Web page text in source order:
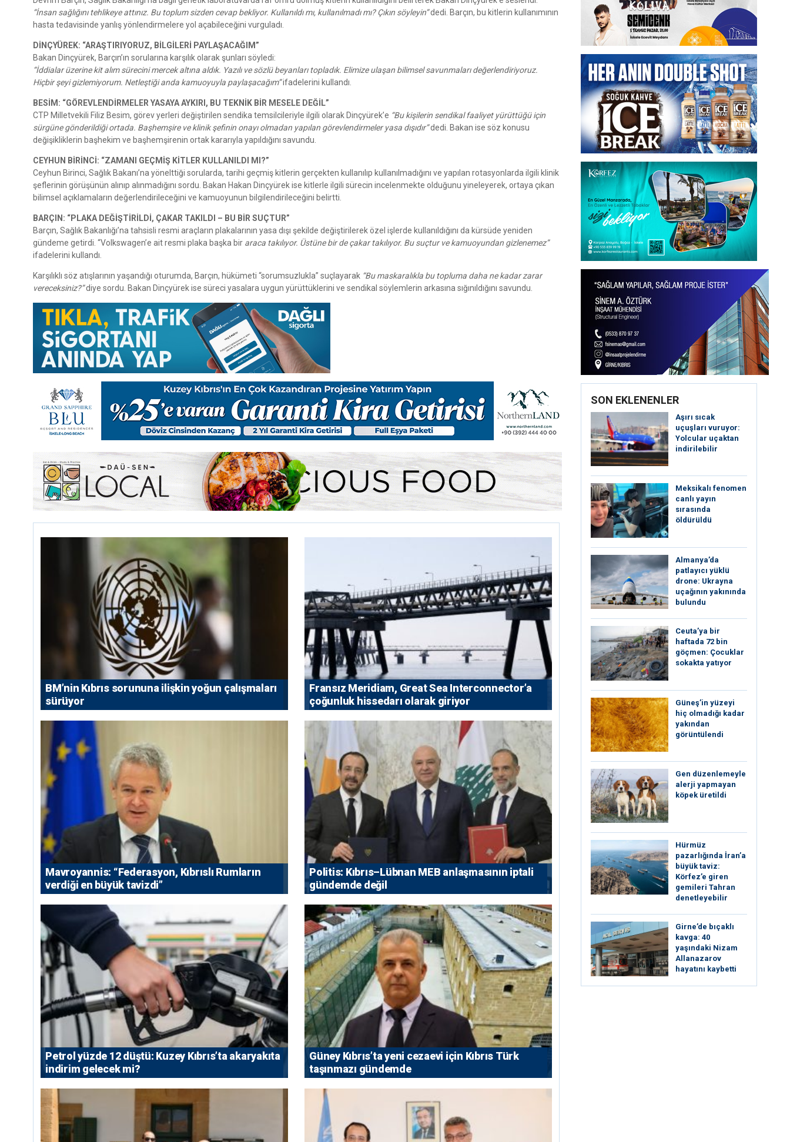
“İnsan sağlığını tehlikeye attınız. Bu toplum sizden cevap bekliyor. Kullanıldı mı, kullanılmadı mı? Çıkın söyleyin”dedi. Barçın, bu kitlerin kullanımının
hasta tedavisinde yanlış yönlendirmelere yol açabileceğini vurguladı.
DİNÇYÜREK: “ARAŞTIRIYORUZ, BİLGİLERİ PAYLAŞACAĞIM”
Bakan Dinçyürek, Barçın’ın sorularına karşılık olarak şunları söyledi:
“İddialar üzerine kit alım sürecini mercek altına aldık. Yazılı ve sözlü beyanları topladık. Elimize ulaşan bilimsel savunmaları değerlendiriyoruz.
Hiçbir şeyi gizlemiyorum. Netleştiği anda kamuoyuyla paylaşacağım”ifadelerini kullandı.
BESİM: “GÖREVLENDİRMELER YASAYA AYKIRI, BU TEKNİK BİR MESELE DEĞİL”
CTP Milletvekili Filiz Besim, görev yerleri değiştirilen sendika temsilcileriyle ilgili olarak Dinçyürek’e “Bu kişilerin sendikal faaliyet yürüttüğü için
sürgüne gönderildiği ortada. Başhemşire ve klinik şefinin onayı olmadan yapılan görevlendirmeler yasa dışıdır”dedi. Bakan ise söz konusu
değişikliklerin başhekim ve başhemşirenin ortak kararıyla yapıldığını savundu.
CEYHUN BİRİNCİ: “ZAMANI GEÇMİŞ KİTLER KULLANILDI MI?”
Ceyhun Birinci, Sağlık Bakanı’na yönelttiği sorularda, tarihi geçmiş kitlerin gerçekten kullanılıp kullanılmadığını ve yapılan rotasyonlarda ilgili klinik
şeflerinin görüşünün alınıp alınmadığını sordu. Bakan Hakan Dinçyürek ise kitlerle ilgili sürecin incelenmekte olduğunu yineleyerek, ortaya çıkan
bilimsel açıklamaların değerlendirileceğini ve kamuoyunun bilgilendirileceğini belirtti.
BARÇIN: “PLAKA DEĞİŞTİRİLDİ, ÇAKAR TAKILDI – BU BİR SUÇTUR”
Barçın, Sağlık Bakanlığı’na tahsisli resmi araçların plakalarının yasa dışı şekilde değiştirilerek özel işlerde kullanıldığını da kürsüde yeniden
gündeme getirdi. “Volkswagen’e ait resmi plaka başka bir araca takılıyor. Üstüne bir de çakar takılıyor. Bu suçtur ve kamuoyundan gizlenemez”
ifadelerini kullandı.
Karşılıklı söz atışlarının yaşandığı oturumda, Barçın, hükümeti “sorumsuzlukla” suçlayarak “Bu maskaralıkla bu topluma daha ne kadar zarar
vereceksiniz?”diye sordu. Bakan Dinçyürek ise süreci yasalara uygun yürüttüklerini ve sendikal söylemlerin arkasına sığınıldığını savundu.
BM’nin Kıbrıs sorununa ilişkin yoğun çalışmaları
sürüyor
Fransız Meridiam, Great Sea Interconnector’a
çoğunluk hissedarı olarak giriyor
Mavroyannis: “Federasyon, Kıbrıslı Rumların
verdiği en büyük tavizdi”
Politis: Kıbrıs–Lübnan MEB anlaşmasının iptali
gündemde değil
Petrol yüzde 12 düştü: Kuzey Kıbrıs’ta akaryakıta
indirim gelecek mi?
Güney Kıbrıs’ta yeni cezaevi için Kıbrıs Türk
taşınmazı gündemde
SON EKLENENLER
Aşırı sıcak
uçuşları vuruyor:
Yolcular uçaktan
indirilebilir
Meksikalı fenomen
canlı yayın
sırasında
öldürüldü
Almanya’da
patlayıcı yüklü
drone: Ukrayna
uçağının yakınında
bulundu
Ceuta’ya bir
haftada 72 bin
göçmen: Çocuklar
sokakta yatıyor
Güneş’in yüzeyi
hiç olmadığı kadar
yakından
görüntülendi
Gen düzenlemeyle
alerji yapmayan
köpek üretildi
Hürmüz
pazarlığında İran’a
büyük taviz:
Körfez’e giren
gemileri Tahran
denetleyebilir
Girne’de bıçaklı
kavga: 40
yaşındaki Nizam
Allanazarov
hayatını kaybetti